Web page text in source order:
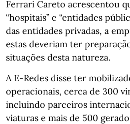
Ferrari Careto acrescentou
“hospitais” e “entidades
das entidades privadas, a
estas deveriam ter
situações desta natureza.
A E-Redes disse ter
operacionais, cerca de 300
incluindo parceiros
viaturas e mais de 500